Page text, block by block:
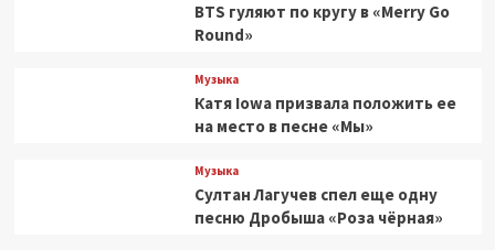
BTS гуляют по кругу в «Merry Go
Round»
Музыка
Катя Iowa призвала положить ее
на место в песне «Мы»
Музыка
Султан Лагучев спел еще одну
песню Дробыша «Роза чёрная»